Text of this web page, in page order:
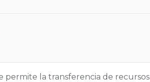
permite la transferencia de recursos